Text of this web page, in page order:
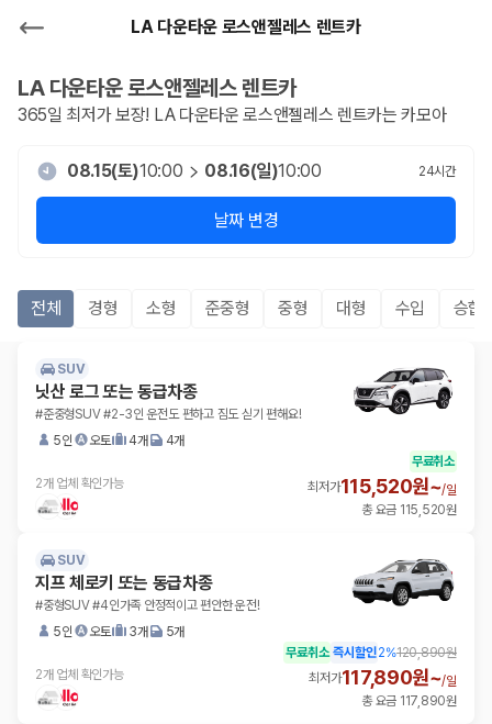
LA 다운타운 로스앤젤레스 렌트카
LA 다운타운 로스앤젤레스렌트카
365일 최저가 보장! LA 다운타운 로스앤젤레스 렌트카는 카모아
08.15(토)10:00 08.16(일)10:00 24시간
날짜 변경
전체 경형 소형 준중형 중형 대형 수입 승합
SUV
닛산 로그 또는 동급차종
#준중형SUV #2-3인 운전도 편하고 짐도 싣기 편해요!
5인
오토 4개 4개
2개 업체 확인가능
무료취소
최저가115,520원~/일
총 요금 115,520원
SUV
지프 체로키 또는 동급차종
#중형SUV #4인가족 안정적이고 편안한 운전!
5인
오토 3개 5개
2개 업체 확인가능
무료취소 즉시할인2%120,890원
최저가117,890원~/일
총 요금 117,890원